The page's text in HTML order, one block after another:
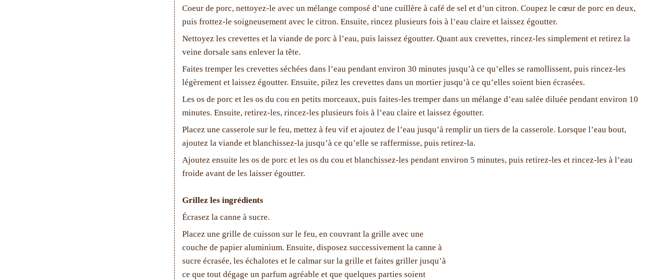
Coeur de porc, nettoyez-le avec un mélange composé d’une cuillère à café de sel et d’un citron. Coupez le cœur de porc en deux,
puis frottez-le soigneusement avec le citron. Ensuite, rincez plusieurs fois à l’eau claire et laissez égoutter.
Nettoyez les crevettes et la viande de porc à l’eau, puis laissez égoutter. Quant aux crevettes, rincez-les simplement et retirez la
veine dorsale sans enlever la tête.
Faites tremper les crevettes séchées dans l’eau pendant environ 30 minutes jusqu’à ce qu’elles se ramollissent, puis rincez-les
légèrement et laissez égoutter. Ensuite, pilez les crevettes dans un mortier jusqu’à ce qu’elles soient bien écrasées.
Les os de porc et les os du cou en petits morceaux, puis faites-les tremper dans un mélange d’eau salée diluée pendant environ 10
minutes. Ensuite, retirez-les, rincez-les plusieurs fois à l’eau claire et laissez égoutter.
Placez une casserole sur le feu, mettez à feu vif et ajoutez de l’eau jusqu’à remplir un tiers de la casserole. Lorsque l’eau bout,
ajoutez la viande et blanchissez-la jusqu’à ce qu’elle se raffermisse, puis retirez-la.
Ajoutez ensuite les os de porc et les os du cou et blanchissez-les pendant environ 5 minutes, puis retirez-les et rincez-les à l’eau
froide avant de les laisser égoutter.
Grillez les ingrédients
Écrasez la canne à sucre.
Placez une grille de cuisson sur le feu, en couvrant la grille avec une
couche de papier aluminium. Ensuite, disposez successivement la canne à
sucre écrasée, les échalotes et le calmar sur la grille et faites griller jusqu’à
ce que tout dégage un parfum agréable et que quelques parties soient